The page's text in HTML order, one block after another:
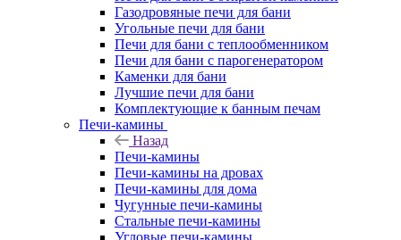
Газодровяные печи для бани
Угольные печи для бани
Печи для бани с теплообменником
Печи для бани с парогенератором
Каменки для бани
Лучшие печи для бани
Комплектующие к банным печам
Печи-камины
Назад
Печи-камины
Печи-камины на дровах
Печи-камины для дома
Чугунные печи-камины
Стальные печи-камины
Угловые печи-камины